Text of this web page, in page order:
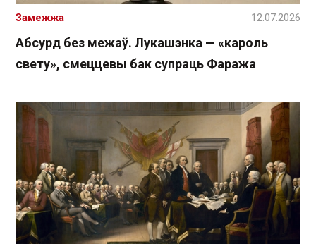
Абсурд без межаў. Лукашэнка — «кароль
свету», смеццевы бак супраць Фаража
Замежжа 12.07.2026